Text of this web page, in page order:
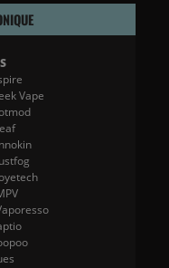
Vape